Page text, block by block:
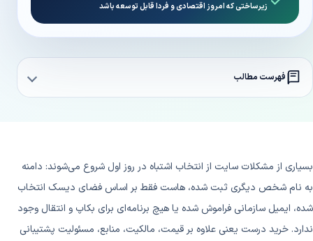
زیرساختی که امروز اقتصادی و فردا قابل توسعه باشد
فهرست مطالب
بسیاری از مشکلات سایت از انتخاب اشتباه در روز اول شروع می‌شوند: دامنه
به نام شخص دیگری ثبت شده، هاست فقط بر اساس فضای دیسک انتخاب
شده، ایمیل سازمانی فراموش شده یا هیچ برنامه‌ای برای بکاپ و انتقال وجود
ندارد. خرید درست یعنی علاوه بر قیمت، مالکیت، منابع، مسئولیت پشتیبانی